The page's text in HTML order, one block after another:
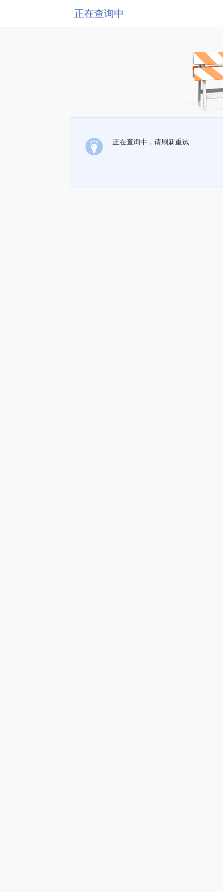
正在查询中
正在查询中，请刷新重试